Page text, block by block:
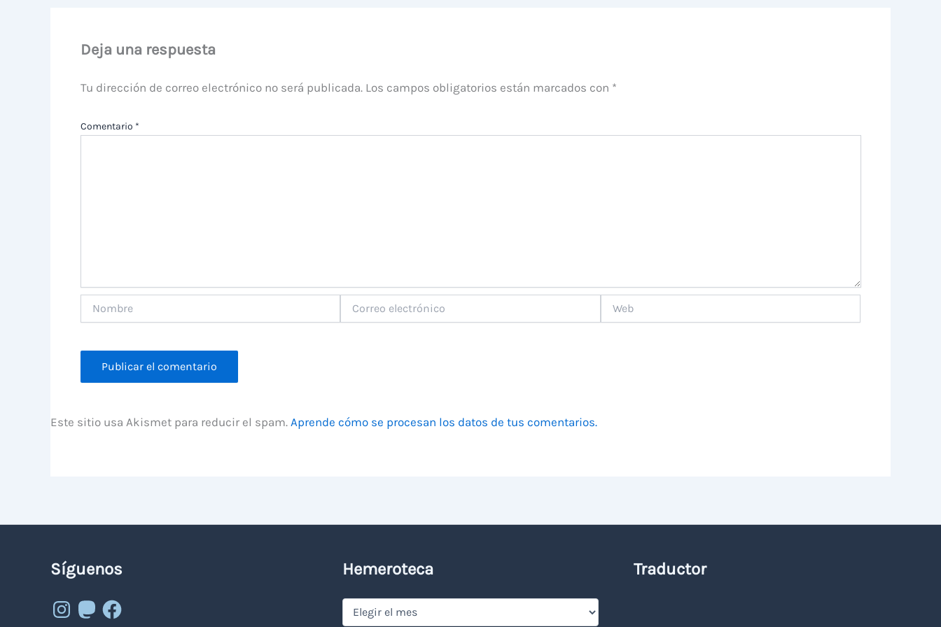
Deja una respuesta
Tu dirección de correo electrónico no será publicada. Los campos obligatorios están marcados con *
Comentario *
electrónico
Este sitio usa Akismet para reducir el spam. Aprende cómo se procesan los datos de tus comentarios.
Síguenos
Instagram
MastodonFacebook
Hemeroteca
Hemeroteca
Traductor